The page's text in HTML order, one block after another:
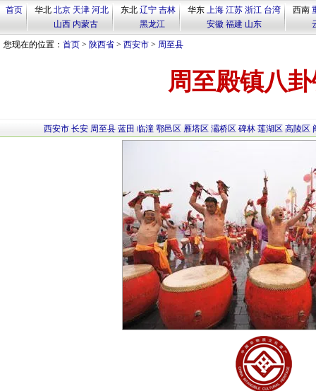
首页 华北 北京 天津 河北
山西 内蒙古
东北 辽宁 吉林
黑龙江
华东 上海 江苏 浙江 台湾
安徽 福建 山东
西南
您现在的位置： 首页 > 陕西省 > 西安市 > 周至县
周至殿镇八
西安市 长安 周至县 蓝田 临潼 鄠邑区 雁塔区 灞桥区 碑林 莲湖区 高陵区